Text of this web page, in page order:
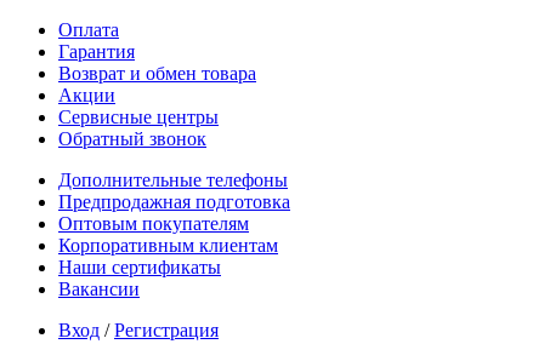
Оплата
Гарантия
Возврат и обмен товара
Акции
Сервисные центры
Обратный звонок
Дополнительные телефоны
Предпродажная подготовка
Оптовым покупателям
Корпоративным клиентам
Наши сертификаты
Вакансии
Вход /Регистрация